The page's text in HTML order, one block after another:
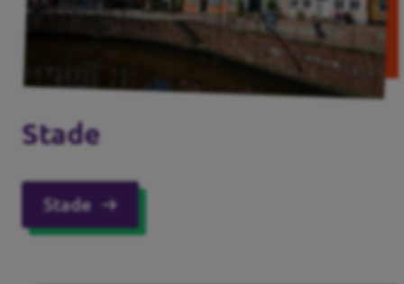
Stade
Stade